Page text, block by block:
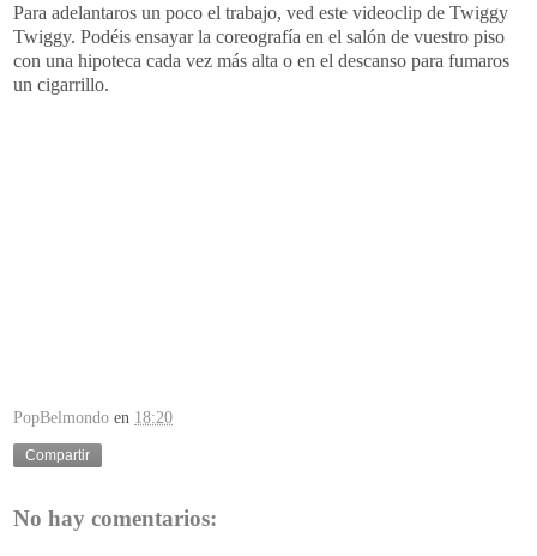
Para adelantaros un poco el trabajo, ved este videoclip de Twiggy
Twiggy. Podéis ensayar la coreografía en el salón de vuestro piso
con una hipoteca cada vez más alta o en el descanso para fumaros
un cigarrillo.
PopBelmondo en 18:20
Compartir
No hay comentarios: